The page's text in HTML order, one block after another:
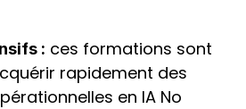
: ces formations sont
rapidement des
en IA No